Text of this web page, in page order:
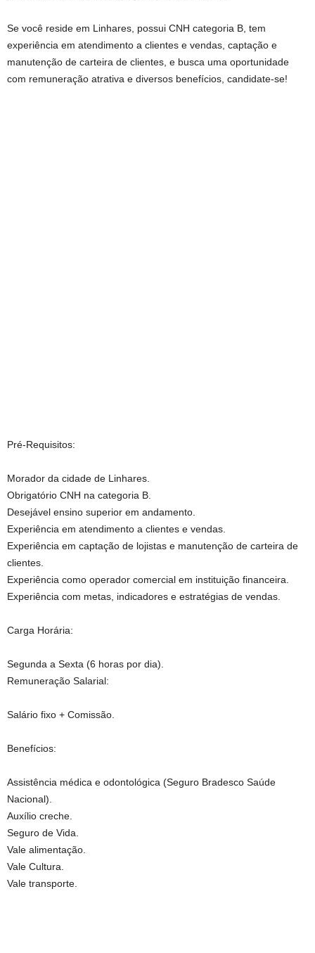
Se você reside em Linhares, possui CNH categoria B, tem
experiência em atendimento a clientes e vendas, captação e
manutenção de carteira de clientes, e busca uma oportunidade
com remuneração atrativa e diversos benefícios, candidate-se!
Pré-Requisitos:
Morador da cidade de Linhares.
Obrigatório CNH na categoria B.
Desejável ensino superior em andamento.
Experiência em atendimento a clientes e vendas.
Experiência em captação de lojistas e manutenção de carteira de
clientes.
Experiência como operador comercial em instituição financeira.
Experiência com metas, indicadores e estratégias de vendas.
Carga Horária:
Segunda a Sexta (6 horas por dia).
Remuneração Salarial:
Salário fixo + Comissão.
Benefícios:
Assistência médica e odontológica (Seguro Bradesco Saúde
Nacional).
Auxílio creche.
Seguro de Vida.
Vale alimentação.
Vale Cultura.
Vale transporte.